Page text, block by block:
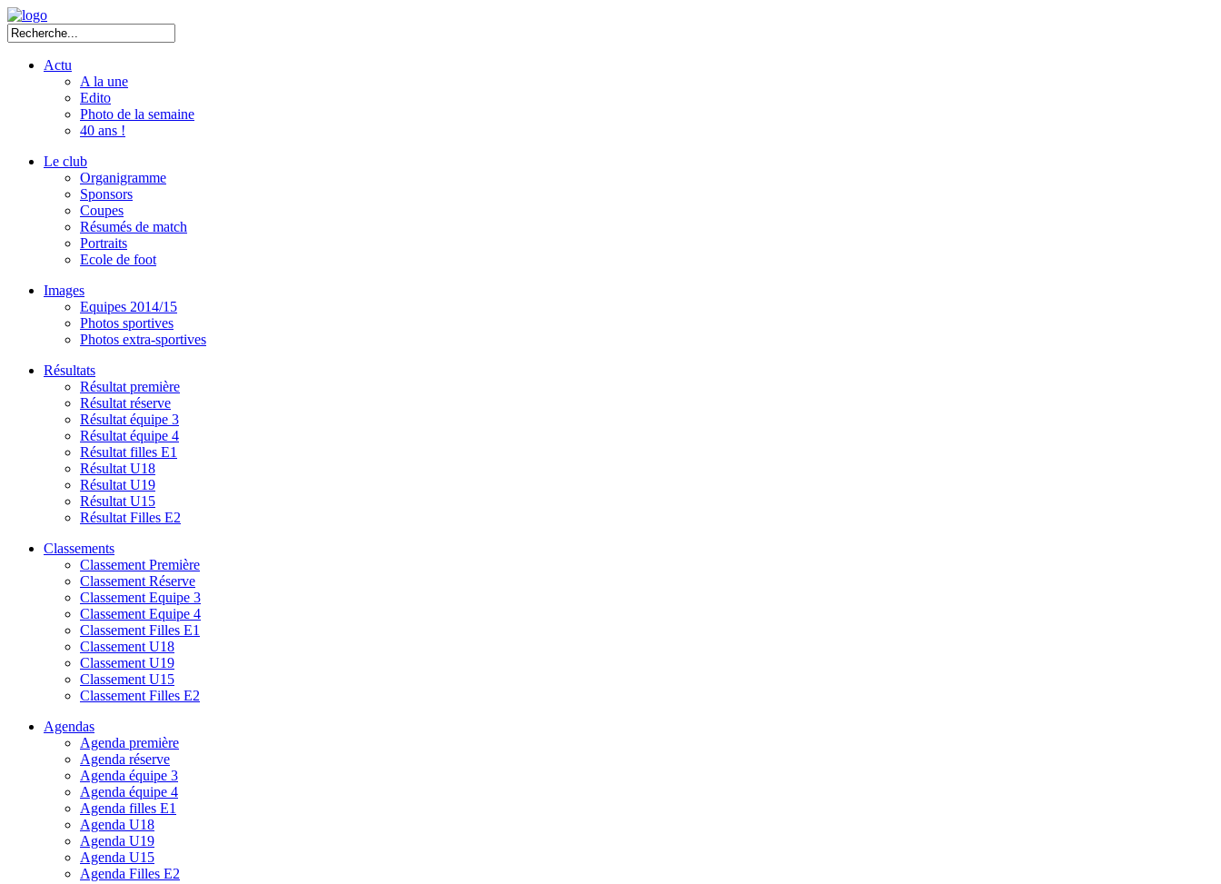
Actu
A la une
Edito
Photo de la semaine
40 ans !
Le club
Organigramme
Sponsors
Coupes
Résumés de match
Portraits
Ecole de foot
Images
Equipes 2014/15
Photos sportives
Photos extra-sportives
Résultats
Résultat première
Résultat réserve
Résultat équipe 3
Résultat équipe 4
Résultat filles E1
Résultat U18
Résultat U19
Résultat U15
Résultat Filles E2
Classements
Classement Première
Classement Réserve
Classement Equipe 3
Classement Equipe 4
Classement Filles E1
Classement U18
Classement U19
Classement U15
Classement Filles E2
Agendas
Agenda première
Agenda réserve
Agenda équipe 3
Agenda équipe 4
Agenda filles E1
Agenda U18
Agenda U19
Agenda U15
Agenda Filles E2